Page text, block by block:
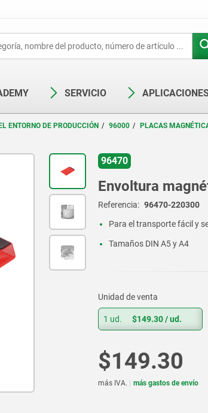
SERVICIO
ENTORNO DE PRODUCCIÓN 96000 PLACAS
96470
Envoltura
Referencia: 96470-220300
Para el transporte fácil y
Tamaños DIN A5 y A4
Unidad de venta
1 ud. $149.30/ ud.
$149.30
más IVA. más gastos de envío